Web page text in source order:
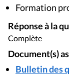
Formation
Réponse à la
Complète
Document(s)
Bulletin des